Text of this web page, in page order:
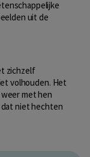
uit de
zichzelf
volhouden. Het
met hen
niet hechten